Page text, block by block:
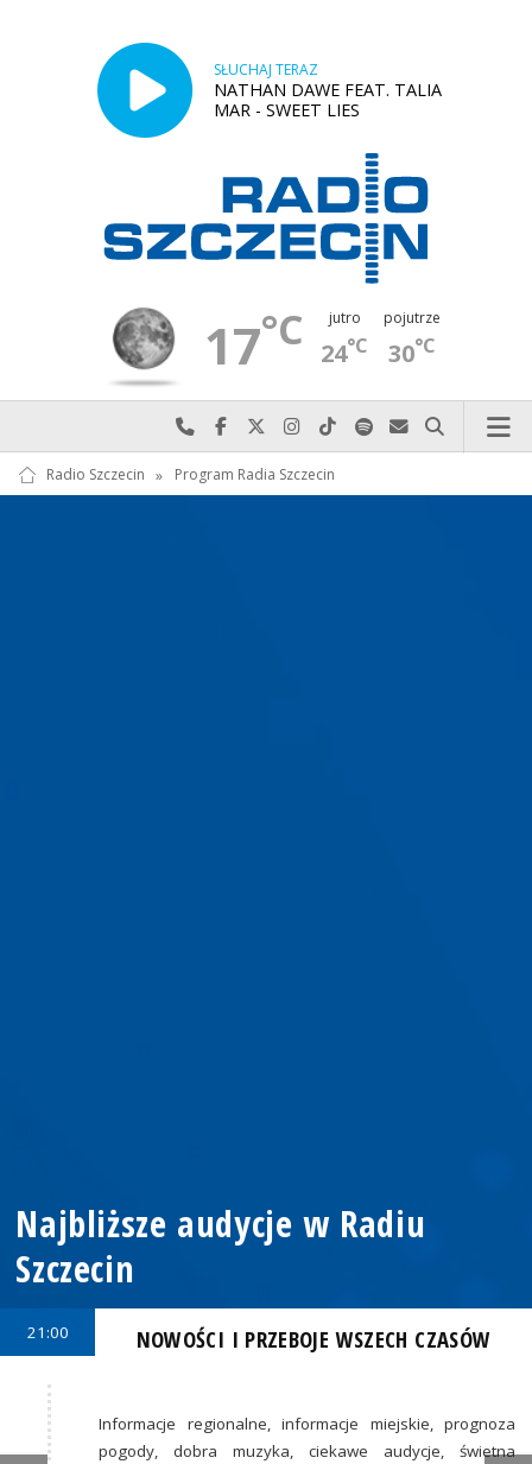
SŁUCHAJ TERAZ
NATHAN DAWE FEAT. TALIA
MAR - SWEET LIES
17°C jutro
24°C
pojutrze
30°C
Najlepiej po prostu do nas zadzwoń
Odwiedź nas na Facebook-u
Odwiedź nas na X
Odwiedź nas na Instagram-ie
Odwiedź nas na TikTok-u
Szukaj nas na Spotify
Wyślij do nas
Szukaj
Radio Szczecin » Program Radia Szczecin
Najbliższe audycje w Radiu
Szczecin
21:00 NOWOŚCI I PRZEBOJE WSZECH CZASÓW
Informacje regionalne, informacje miejskie, prognoza
pogody, dobra muzyka, ciekawe audycje, świetna